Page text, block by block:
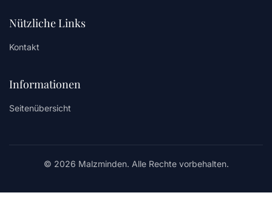
Nützliche Links
Kontakt
Informationen
Seitenübersicht
© 2026 Malzminden. Alle Rechte vorbehalten.